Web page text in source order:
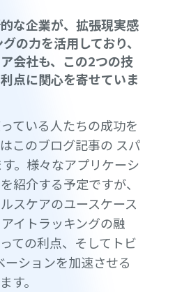
な企業が、拡張現実感
の力を活用しており、
会社も、この2つの技
点に関心を寄せていま
ている人たちの成功を
このブログ記事の スパ
。様々なアプリケーシ
紹介する予定ですが、
スケアのユースケース
イトラッキングの融
ての利点、そしてトビ
ーションを加速させる
す。